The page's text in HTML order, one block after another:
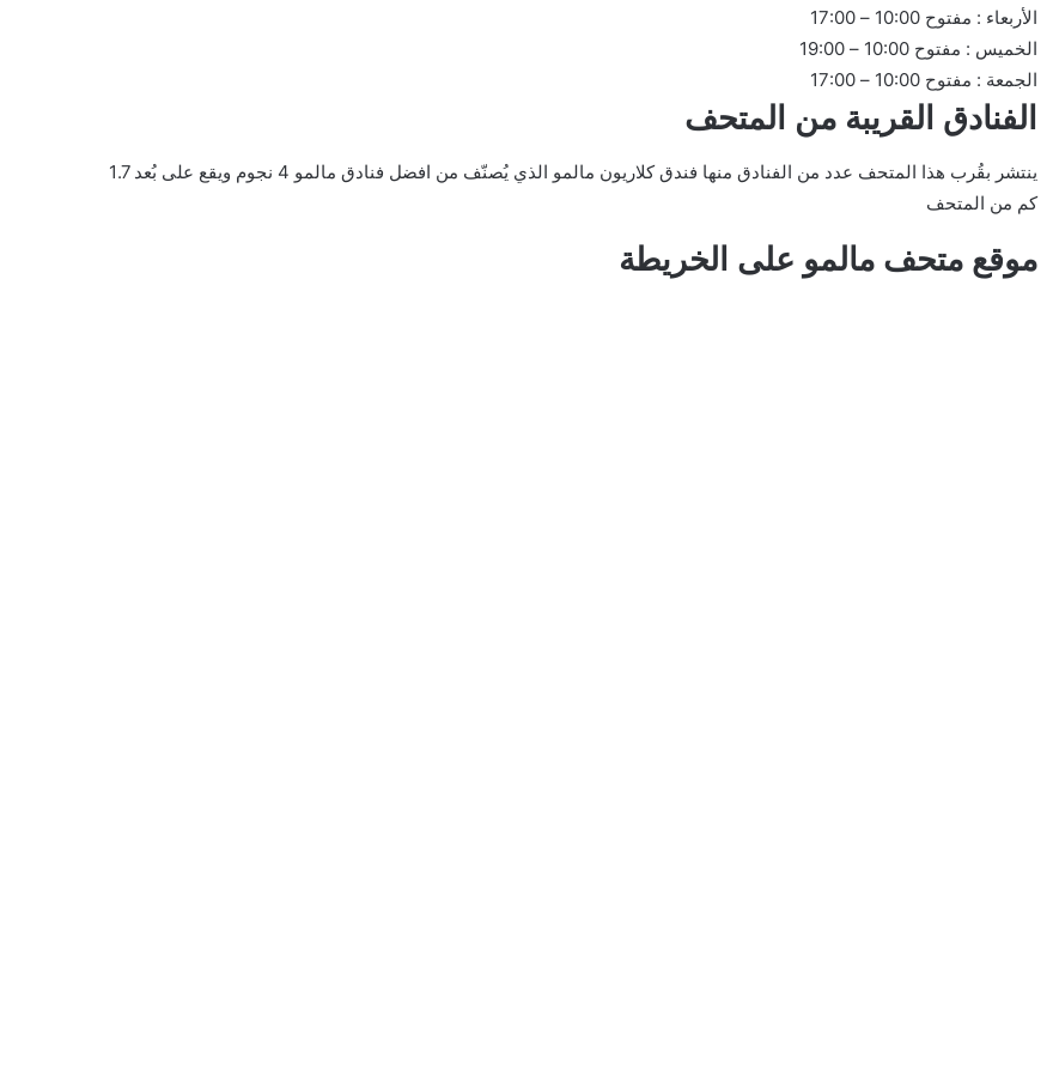
الأربعاء : مفتوح 10:00 – 17:00
الخميس : مفتوح 10:00 – 19:00
الجمعة : مفتوح 10:00 – 17:00
الفنادق القريبة من المتحف
ينتشر بقُرب هذا المتحف عدد من الفنادق منها فندق كلاريون مالمو الذي يُصنّف من افضل فنادق مالمو 4 نجوم ويقع على بُعد 1.7
كم من المتحف
موقع متحف مالمو على الخريطة